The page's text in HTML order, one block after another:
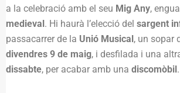
a la celebració amb el seu Mig Any,
medieval . Hi haurà l’elecció del sargent
passacarrer de la Unió Musical , un sopar
divendres 9 de maig, i desfilada i una
dissabte, per acabar amb una discomòbil .